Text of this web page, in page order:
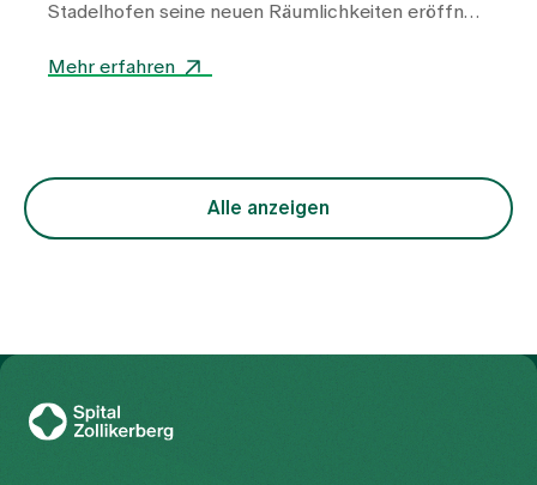
Stadelhofen seine neuen Räumlichkeiten eröffnet.
die Plastische Chirurgie Zürich sowie das
Angebote räumlich zusammenzuführen, die
interdisziplinäre Zusammenarbeit weiter zu
Mehr erfahren
Alle anzeigen